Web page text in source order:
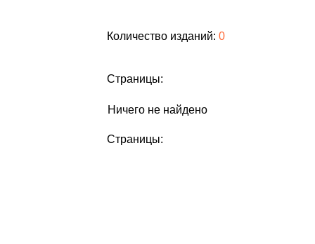
Количество изданий: 0
Страницы:
Ничего не найдено
Страницы: